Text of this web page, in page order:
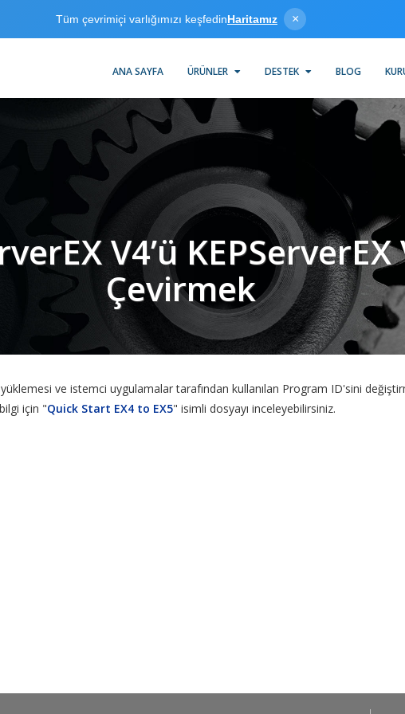
Tüm çevrimiçi varlığımızı keşfedinHaritamız ×
ANA SAYFA ÜRÜNLER DESTEK BLOG
V4’ü KEPServerEX
Çevirmek
yüklemesi ve istemci uygulamalar tarafından kullanılan Program ID'sini
için "Quick Start EX4 to EX5" isimli dosyayı inceleyebilirsiniz.